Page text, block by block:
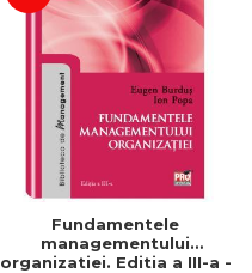
Fundamentele
managementului
organizatiei. Editia a III-a -